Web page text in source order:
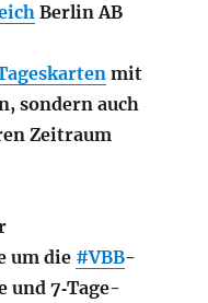
Berlin AB
mit
sondern auch
Zeitraum
um die #VBB-
7‑Tage-